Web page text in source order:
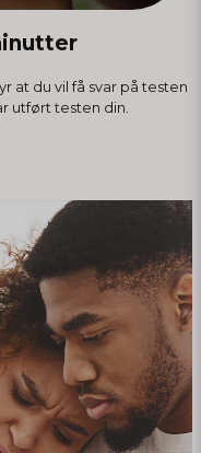
at du vil få svar på testen
utført testen din.